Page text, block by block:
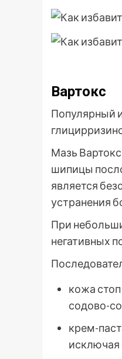
Вартокс
Популярный
Мазь
шипицы
является
устранения
При
негативных
кожа
содово-
крем-
исключая